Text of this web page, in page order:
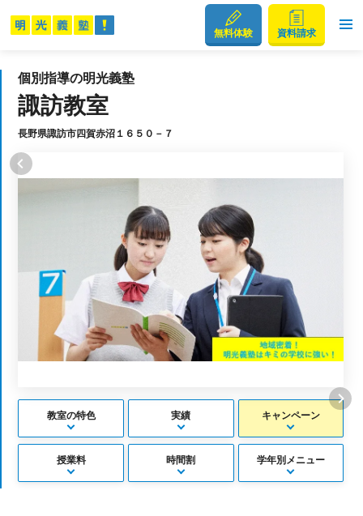
無料体験 資料請求
個別指導の明光義塾
諏訪教室
長野県諏訪市四賀赤沼１６５０－７
教室の特色 実績 キャンペーン
授業料 時間割 学年別メニュー